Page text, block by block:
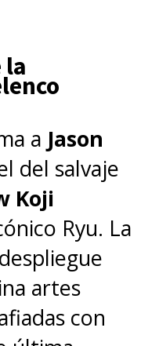
14, 2022
la
a Jason
del salvaje
Koji
Ryu. La
artes
con